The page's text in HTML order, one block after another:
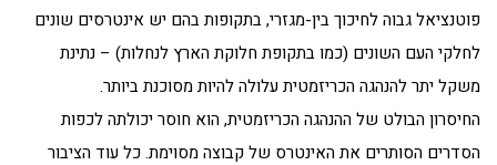
פוטנציאל גבוה לחיכוך בין-מגזרי, בתקופות בהם יש אינטרסים שונים
לחלקי העם השונים (כמו בתקופת חלוקת הארץ לנחלות) – נתינת
משקל יתר להנהגה הכריזמטית עלולה להיות מסוכנת ביותר.
החיסרון הבולט של ההנהגה הכריזמטית, הוא חוסר יכולתה לכפות
הסדרים הסותרים את האינטרס של קבוצה מסוימת. כל עוד הציבור